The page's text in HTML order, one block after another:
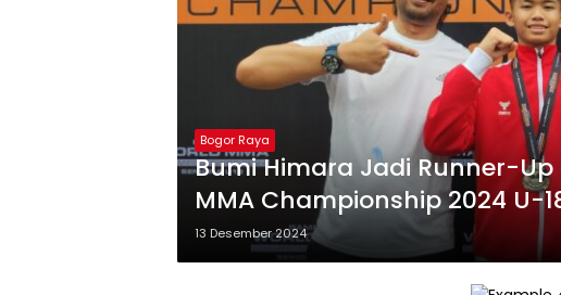
Bogor Raya
Bumi Himara Jadi Runner-
MMA Championship 2024 U-
13 Desember 2024